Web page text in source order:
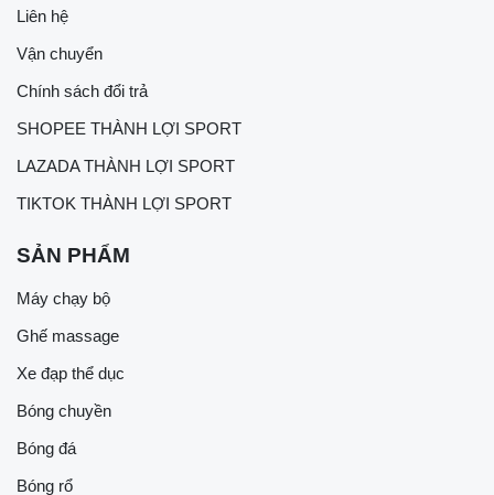
Liên hệ
Vận chuyển
Chính sách đổi trả
SHOPEE THÀNH LỢI SPORT
LAZADA THÀNH LỢI SPORT
TIKTOK THÀNH LỢI SPORT
SẢN PHẨM
Máy chạy bộ
Ghế massage
Xe đạp thể dục
Bóng chuyền
Bóng đá
Bóng rổ